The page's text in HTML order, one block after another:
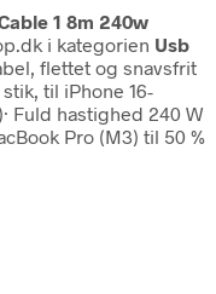
1 8m 240w
i kategorien Usb
flettet og snavsfrit
til iPhone 16-
Fuld hastighed 240 W
Pro (M3) til 50 %